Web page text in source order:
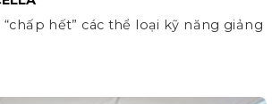
hết” các thể loại kỹ năng giảng